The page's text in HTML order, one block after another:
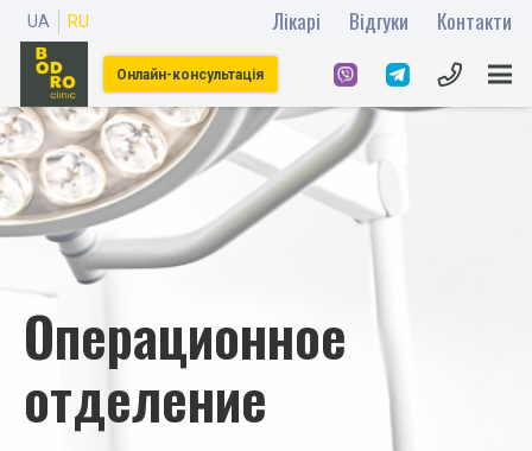
UA RU Лікарі Відгуки Контакти
Онлайн-консультація
Операционное
отделение